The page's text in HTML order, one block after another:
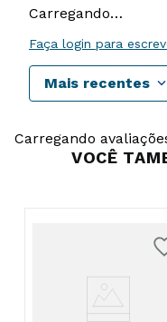
Carregando…
Faça login para
Mais recentes
Carregando
VOCÊ